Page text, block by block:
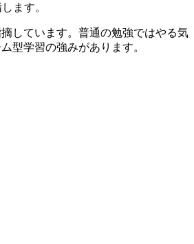
ます。
しています。普通の勉強ではやる気
型学習の強みがあります。